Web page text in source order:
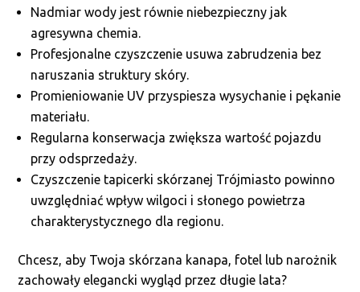
Nadmiar wody jest równie niebezpieczny jak
agresywna chemia.
Profesjonalne czyszczenie usuwa zabrudzenia bez
naruszania struktury skóry.
Promieniowanie UV przyspiesza wysychanie i pękanie
materiału.
Regularna konserwacja zwiększa wartość pojazdu
przy odsprzedaży.
Czyszczenie tapicerki skórzanej Trójmiasto powinno
uwzględniać wpływ wilgoci i słonego powietrza
charakterystycznego dla regionu.
Chcesz, aby Twoja skórzana kanapa, fotel lub narożnik
zachowały elegancki wygląd przez długie lata?